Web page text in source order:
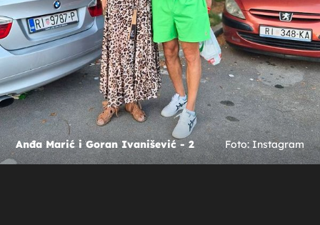
Anđa Marić i Goran Ivanišević - 2 Foto: Instagram